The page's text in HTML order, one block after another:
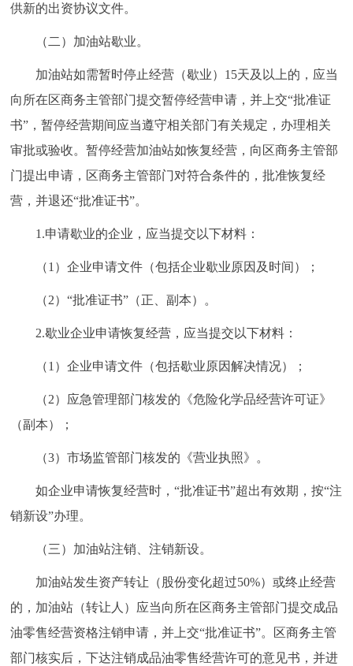
供新的出资协议文件。
（二）加油站歇业。
加油站如需暂时停止经营（歇业）15天及以上的，应当
向所在区商务主管部门提交暂停经营申请，并上交“批准证
书”，暂停经营期间应当遵守相关部门有关规定，办理相关
审批或验收。暂停经营加油站如恢复经营，向区商务主管部
门提出申请，区商务主管部门对符合条件的，批准恢复经
营，并退还“批准证书”。
1.申请歇业的企业，应当提交以下材料：
（1）企业申请文件（包括企业歇业原因及时间）；
（2）“批准证书”（正、副本）。
2.歇业企业申请恢复经营，应当提交以下材料：
（1）企业申请文件（包括歇业原因解决情况）；
（2）应急管理部门核发的《危险化学品经营许可证》
（副本）；
（3）市场监管部门核发的《营业执照》。
如企业申请恢复经营时，“批准证书”超出有效期，按“注
销新设”办理。
（三）加油站注销、注销新设。
加油站发生资产转让（股份变化超过50%）或终止经营
的，加油站（转让人）应当向所在区商务主管部门提交成品
油零售经营资格注销申请，并上交“批准证书”。区商务主管
部门核实后，下达注销成品油零售经营许可的意见书，并进